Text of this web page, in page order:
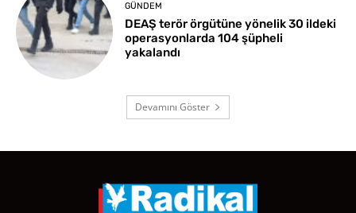
GÜNDEM
DEAŞ terör örgütüne yönelik 30 ildeki
operasyonlarda 104 şüpheli
yakalandı
Devamını Göster